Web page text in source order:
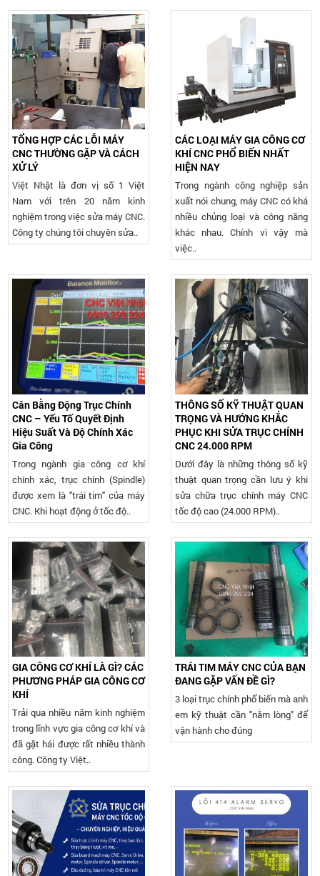
TỔNG HỢP CÁC LỖI MÁY
CNC THƯỜNG GẶP VÀ CÁCH
XỬ LÝ
Việt Nhật là đơn vị số 1 Việt
Nam với trên 20 năm kinh
nghiệm trong việc sửa máy CNC.
Công ty chúng tôi chuyên sửa..
CÁC LOẠI MÁY GIA CÔNG CƠ
KHÍ CNC PHỔ BIẾN NHẤT
HIỆN NAY
Trong ngành công nghiệp sản
xuất nói chung, máy CNC có khá
nhiều chủng loại và công năng
khác nhau. Chính vì vậy mà
việc..
Cân Bằng Động Trục Chính
CNC – Yếu Tố Quyết Định
Hiệu Suất Và Độ Chính Xác
Gia Công
Trong ngành gia công cơ khí
chính xác, trục chính (Spindle)
được xem là "trái tim" của máy
CNC. Khi hoạt động ở tốc độ..
THÔNG SỐ KỸ THUẬT QUAN
TRỌNG VÀ HƯỚNG KHẮC
PHỤC KHI SỬA TRỤC CHÍNH
CNC 24.000 RPM
Dưới đây là những thông số kỹ
thuật quan trọng cần lưu ý khi
sửa chữa trục chính máy CNC
tốc độ cao (24.000 RPM)..
GIA CÔNG CƠ KHÍ LÀ GÌ? CÁC
PHƯƠNG PHÁP GIA CÔNG CƠ
KHÍ
Trải qua nhiều năm kinh nghiệm
trong lĩnh vực gia công cơ khí và
đã gặt hái được rất nhiều thành
công. Công ty Việt..
TRÁI TIM MÁY CNC CỦA BẠN
ĐANG GẶP VẤN ĐỀ GÌ?
3 loại trục chính phổ biến mà anh
em kỹ thuật cần "nằm lòng" để
vận hành cho đúng